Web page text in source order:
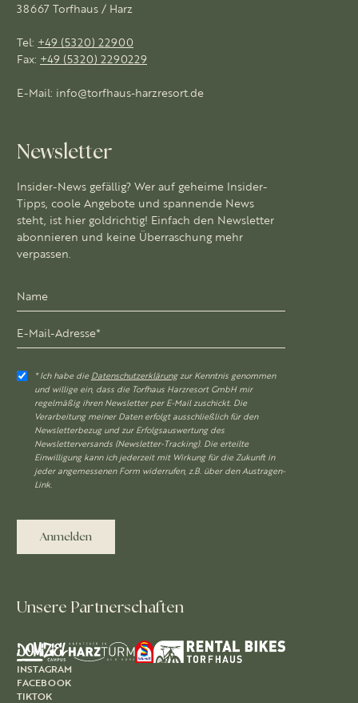
38667 Torfhaus / Harz
Tel: +49 (5320) 22900
Fax: +49 (5320) 2290229
E-Mail: info@torfhaus-harzresort.de
Newsletter
Insider-News gefällig? Wer auf geheime Insider-
Tipps, coole Angebote und spannende News
steht, ist hier goldrichtig! Einfach den Newsletter
abonnieren und keine Überraschung mehr
verpassen.
* Ich habe die Datenschutzerklärungzur Kenntnis genommen
und willige ein, dass die Torfhaus Harzresort GmbH mir
regelmäßig ihren Newsletter per E-Mail zuschickt. Die
Verarbeitung meiner Daten erfolgt ausschließlich für den
Newsletterbezug und zur Erfolgsauswertung des
Newsletterversands (Newsletter-Tracking). Die erteilte
Einwilligung kann ich jederzeit mit Wirkung für die Zukunft in
jeder angemessenen Form widerrufen, z.B. über den Austragen-
Link.
Anmelden
Unsere Partnerschaften
INSTAGRAM
FACEBOOK
TIKTOK